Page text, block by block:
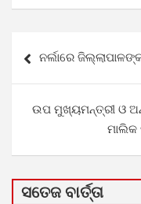
navigation
ନର୍ଲାରେ
ଉପ ମୁଖ୍ୟମନ୍ତ୍ରୀ ଓ
ମାଲିକ
ସତେଜ ବାର୍ତ୍ତା